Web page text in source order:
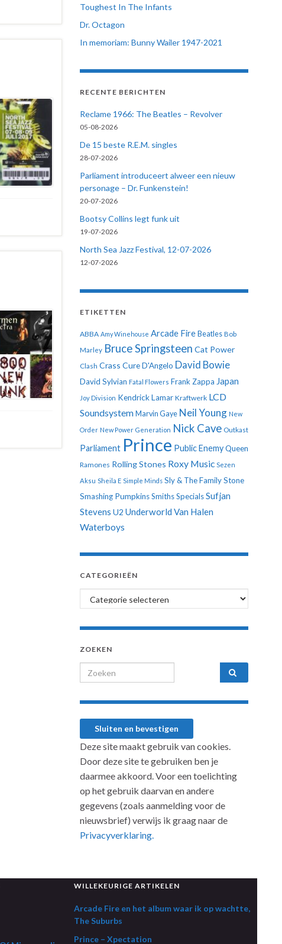
Toughest In The Infants
Dr. Octagon
In memoriam: Bunny Wailer 1947-2021
RECENTE BERICHTEN
Reclame 1966: The Beatles – Revolver
05-08-2026
De 15 beste R.E.M. singles
28-07-2026
Parliament introduceert alweer een nieuw
personage – Dr. Funkenstein!
20-07-2026
Bootsy Collins legt funk uit
19-07-2026
North Sea Jazz Festival, 12-07-2026
12-07-2026
ETIKETTEN
ABBA Amy Winehouse Arcade Fire Beatles Bob
Marley Bruce Springsteen Cat Power
Clash Crass CureD'Angelo David Bowie
David Sylvian Fatal Flowers Frank Zappa Japan
Joy Division Kendrick Lamar Kraftwerk LCD
Soundsystem Marvin Gaye Neil Young New
Order New Power Generation Nick Cave Outkast
Parliament Prince Public EnemyQueen
Ramones Rolling Stones Roxy Music Sezen
Aksu Sheila E Simple Minds Sly & The Family Stone
Smashing PumpkinsSmithsSpecialsSufjan
Stevens U2 Underworld Van Halen
Waterboys
CATEGORIEËN
Categorieën
ZOEKEN
Search for:
Deze site maakt gebruik van cookies.
Door deze site te gebruiken ben je
daarmee akkoord. Voor een toelichting
op het gebruik daarvan en andere
gegevens (zoals aanmelding voor de
nieuwsbrief) verwijs ik graag naar de
Privacyverklaring.
WILLEKEURIGE ARTIKELEN
Arcade Fire en het album waar ik op wachtte,
The Suburbs
Prince – Xpectation